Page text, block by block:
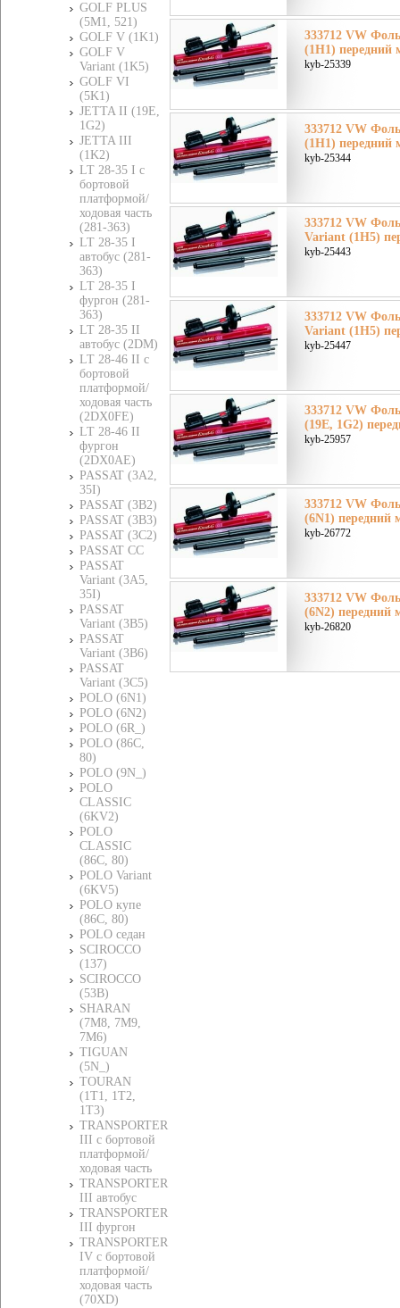
GOLF PLUS
(5M1, 521)
GOLF V (1K1)
GOLF V
Variant (1K5)
GOLF VI
(5K1)
JETTA II (19E,
1G2)
JETTA III
(1K2)
LT 28-35 I c
бортовой
платформой/
ходовая часть
(281-363)
LT 28-35 I
автобус (281-
363)
LT 28-35 I
фургон (281-
363)
LT 28-35 II
автобус (2DM)
LT 28-46 II c
бортовой
платформой/
ходовая часть
(2DX0FE)
LT 28-46 II
фургон
(2DX0AE)
PASSAT (3A2,
35I)
PASSAT (3B2)
PASSAT (3B3)
PASSAT (3C2)
PASSAT CC
PASSAT
Variant (3A5,
35I)
PASSAT
Variant (3B5)
PASSAT
Variant (3B6)
PASSAT
Variant (3C5)
POLO (6N1)
POLO (6N2)
POLO (6R_)
POLO (86C,
80)
POLO (9N_)
POLO
CLASSIC
(6KV2)
POLO
CLASSIC
(86C, 80)
POLO Variant
(6KV5)
POLO купе
(86C, 80)
POLO седан
SCIROCCO
(137)
SCIROCCO
(53B)
SHARAN
(7M8, 7M9,
7M6)
TIGUAN
(5N_)
TOURAN
(1T1, 1T2,
1T3)
TRANSPORTER
III c бортовой
платформой/
ходовая часть
TRANSPORTER
III автобус
TRANSPORTER
III фургон
TRANSPORTER
IV c бортовой
платформой/
ходовая часть
(70XD)
333712 VW
(1H1) передний
kyb-25339
333712 VW
(1H1) передний
kyb-25344
333712 VW
Variant (1H5)
kyb-25443
333712 VW
Variant (1H5)
kyb-25447
333712 VW
(19E, 1G2)
kyb-25957
333712 VW
(6N1) передний
kyb-26772
333712 VW
(6N2) передний
kyb-26820